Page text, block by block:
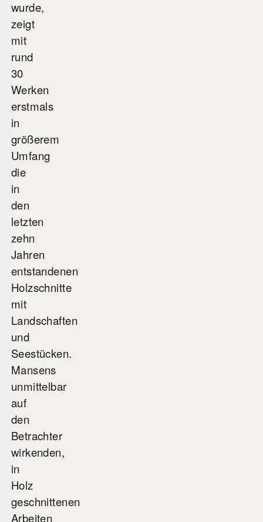
wurde,
zeigt
mit
rund
30
Werken
erstmals
in
größerem
Umfang
die
in
den
letzten
zehn
Jahren
entstandenen
Holzschnitte
mit
Landschaften
und
Seestücken.
Mansens
unmittelbar
auf
den
Betrachter
wirkenden,
in
Holz
geschnittenen
Arbeiten